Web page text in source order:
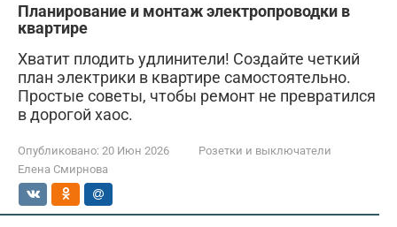
Планирование и монтаж электропроводки в
квартире
Хватит плодить удлинители! Создайте четкий
план электрики в квартире самостоятельно.
Простые советы, чтобы ремонт не превратился
в дорогой хаос.
Опубликовано: 20 Июн 2026
Розетки и выключатели
Елена Смирнова